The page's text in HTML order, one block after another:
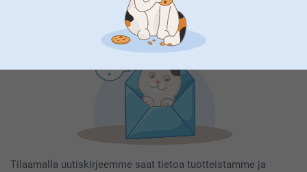
Tilaamalla uutiskirjeemme saat tietoa tuotteistamme ja